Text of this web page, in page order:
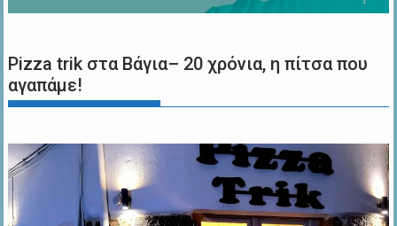
Pizza trik στα Βάγια– 20 χρόνια, η πίτσα που
αγαπάμε!